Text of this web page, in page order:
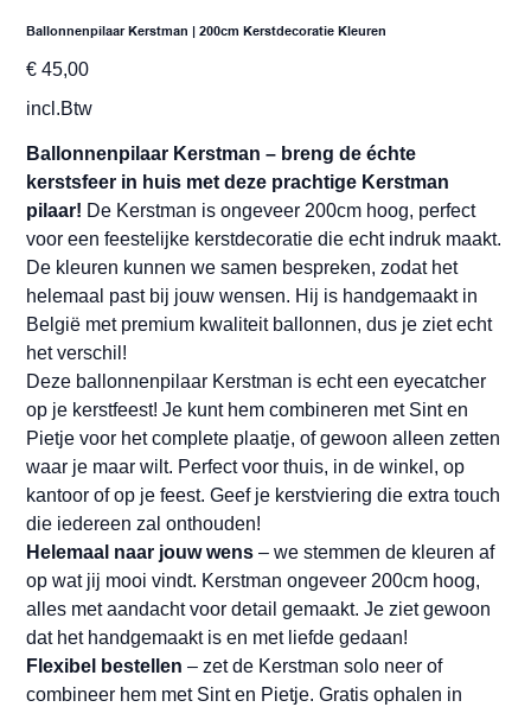
Ballonnenpilaar Kerstman | 200cm Kerstdecoratie Kleuren
Prijs
€ 45,00
incl.Btw
Ballonnenpilaar Kerstman – breng de échte
kerstsfeer in huis met deze prachtige Kerstman
pilaar! De Kerstman is ongeveer 200cm hoog, perfect
voor een feestelijke kerstdecoratie die echt indruk maakt.
De kleuren kunnen we samen bespreken, zodat het
helemaal past bij jouw wensen. Hij is handgemaakt in
België met premium kwaliteit ballonnen, dus je ziet echt
het verschil!
Deze ballonnenpilaar Kerstman is echt een eyecatcher
op je kerstfeest! Je kunt hem combineren met Sint en
Pietje voor het complete plaatje, of gewoon alleen zetten
waar je maar wilt. Perfect voor thuis, in de winkel, op
kantoor of op je feest. Geef je kerstviering die extra touch
die iedereen zal onthouden!
Helemaal naar jouw wens – we stemmen de kleuren af
op wat jij mooi vindt. Kerstman ongeveer 200cm hoog,
alles met aandacht voor detail gemaakt. Je ziet gewoon
dat het handgemaakt is en met liefde gedaan!
Flexibel bestellen – zet de Kerstman solo neer of
combineer hem met Sint en Pietje. Gratis ophalen in